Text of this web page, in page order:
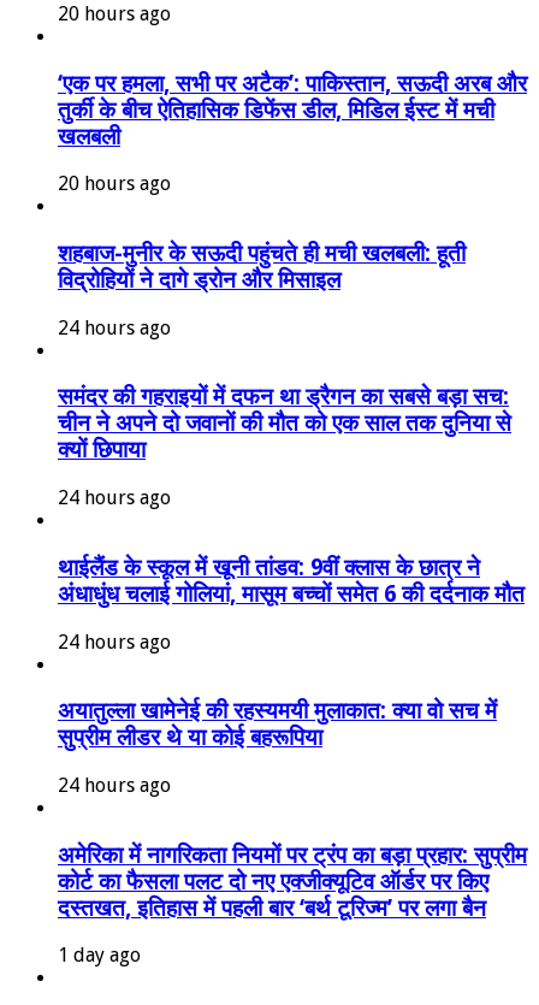
20 hours ago
‘एक पर हमला, सभी पर अटैक’: पाकिस्तान, सऊदी अरब और
तुर्की के बीच ऐतिहासिक डिफेंस डील, मिडिल ईस्ट में मची
खलबली
20 hours ago
शहबाज-मुनीर के सऊदी पहुंचते ही मची खलबली: हूती
विद्रोहियों ने दागे ड्रोन और मिसाइल
24 hours ago
समंदर की गहराइयों में दफन था ड्रैगन का सबसे बड़ा सच:
चीन ने अपने दो जवानों की मौत को एक साल तक दुनिया से
क्यों छिपाया
24 hours ago
थाईलैंड के स्कूल में खूनी तांडव: 9वीं क्लास के छात्र ने
अंधाधुंध चलाई गोलियां, मासूम बच्चों समेत 6 की दर्दनाक मौत
24 hours ago
अयातुल्ला खामेनेई की रहस्यमयी मुलाकात: क्या वो सच में
सुप्रीम लीडर थे या कोई बहरूपिया
24 hours ago
अमेरिका में नागरिकता नियमों पर ट्रंप का बड़ा प्रहार: सुप्रीम
कोर्ट का फैसला पलट दो नए एक्जीक्यूटिव ऑर्डर पर किए
दस्तखत, इतिहास में पहली बार ‘बर्थ टूरिज्म’ पर लगा बैन
1 day ago